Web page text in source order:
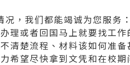
，我们都能竭诚为您服务：
理或者回国马上就要找工作
清楚流程、材料该如何准备
希望尽快拿到文凭和在校